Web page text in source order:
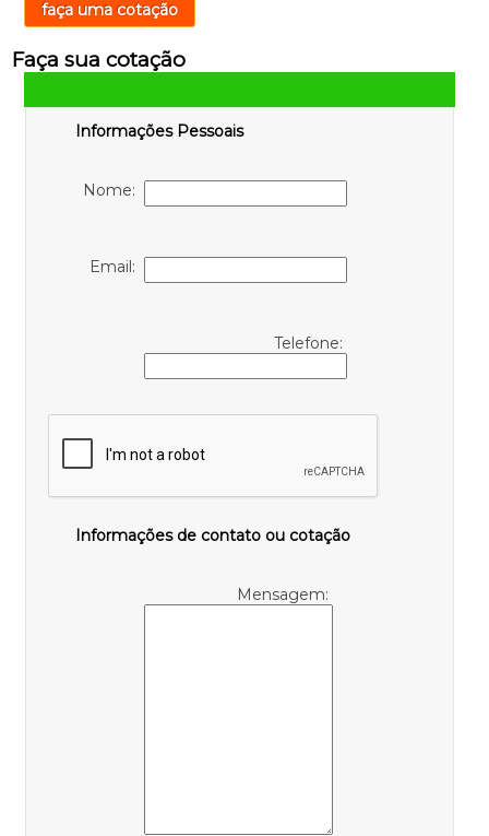
faça uma cotação
Faça sua cotação
Informações Pessoais
Nome:
Email:
Telefone:
Informações de contato ou cotação
Mensagem: